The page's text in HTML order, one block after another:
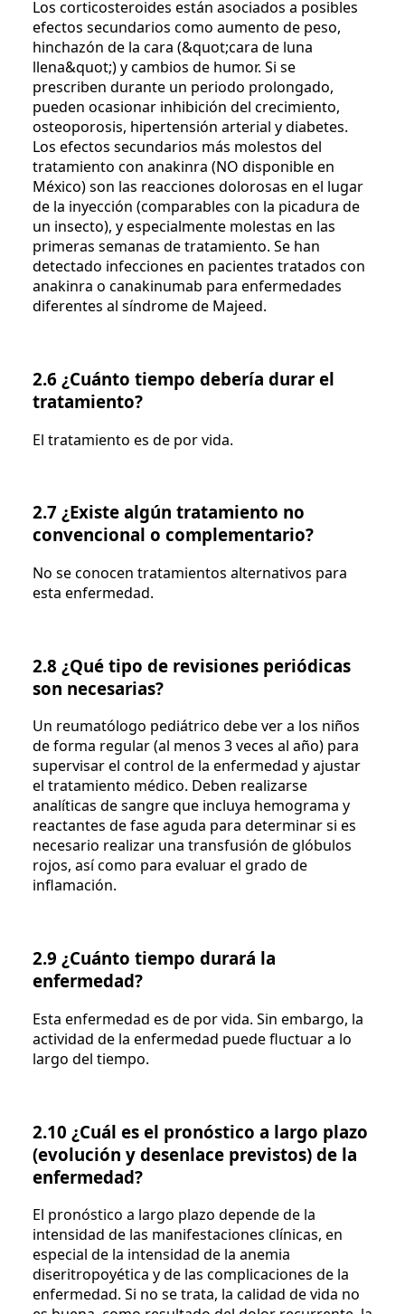
Los corticosteroides están asociados a posibles
efectos secundarios como aumento de peso,
hinchazón de la cara (&quot;cara de luna
llena&quot;) y cambios de humor. Si se
prescriben durante un periodo prolongado,
pueden ocasionar inhibición del crecimiento,
osteoporosis, hipertensión arterial y diabetes.
Los efectos secundarios más molestos del
tratamiento con anakinra (NO disponible en
México) son las reacciones dolorosas en el lugar
de la inyección (comparables con la picadura de
un insecto), y especialmente molestas en las
primeras semanas de tratamiento. Se han
detectado infecciones en pacientes tratados con
anakinra o canakinumab para enfermedades
diferentes al síndrome de Majeed.
2.6 ¿Cuánto tiempo debería durar el
tratamiento?
El tratamiento es de por vida.
2.7 ¿Existe algún tratamiento no
convencional o complementario?
No se conocen tratamientos alternativos para
esta enfermedad.
2.8 ¿Qué tipo de revisiones periódicas
son necesarias?
Un reumatólogo pediátrico debe ver a los niños
de forma regular (al menos 3 veces al año) para
supervisar el control de la enfermedad y ajustar
el tratamiento médico. Deben realizarse
analíticas de sangre que incluya hemograma y
reactantes de fase aguda para determinar si es
necesario realizar una transfusión de glóbulos
rojos, así como para evaluar el grado de
inflamación.
2.9 ¿Cuánto tiempo durará la
enfermedad?
Esta enfermedad es de por vida. Sin embargo, la
actividad de la enfermedad puede fluctuar a lo
largo del tiempo.
2.10 ¿Cuál es el pronóstico a largo plazo
(evolución y desenlace previstos) de la
enfermedad?
El pronóstico a largo plazo depende de la
intensidad de las manifestaciones clínicas, en
especial de la intensidad de la anemia
diseritropoyética y de las complicaciones de la
enfermedad. Si no se trata, la calidad de vida no